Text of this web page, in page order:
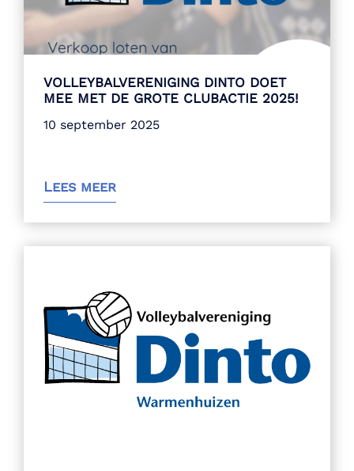
VOLLEYBALVERENIGING DINTO DOET
MEE MET DE GROTE CLUBACTIE 2025!
10 september 2025
Lees meer